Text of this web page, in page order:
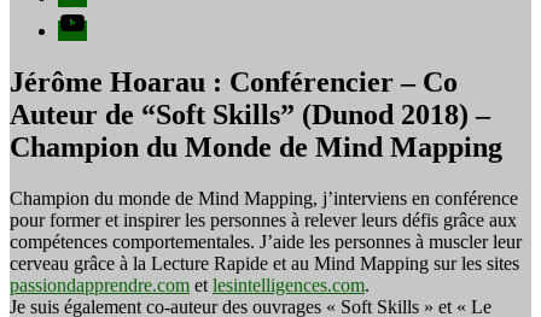
YouTube
Jérôme Hoarau : Conférencier – Co
Auteur de “Soft Skills” (Dunod 2018) –
Champion du Monde de Mind Mapping
Champion du monde de Mind Mapping, j’interviens en conférence
pour former et inspirer les personnes à relever leurs défis grâce aux
compétences comportementales. J’aide les personnes à muscler leur
cerveau grâce à la Lecture Rapide et au Mind Mapping sur les sites
passiondapprendre.com et lesintelligences.com.
Je suis également co-auteur des ouvrages « Soft Skills » et « Le